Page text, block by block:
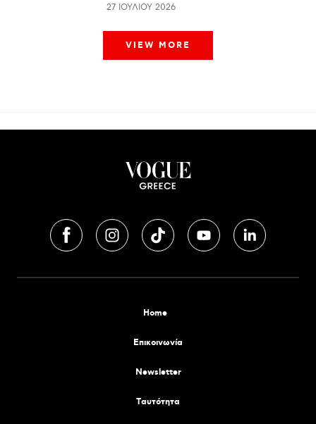
27 ΙΟΥΛΊΟΥ 2026
VIEW MORE
Home
Επικοινωνία
Newsletter
Tαυτότητα